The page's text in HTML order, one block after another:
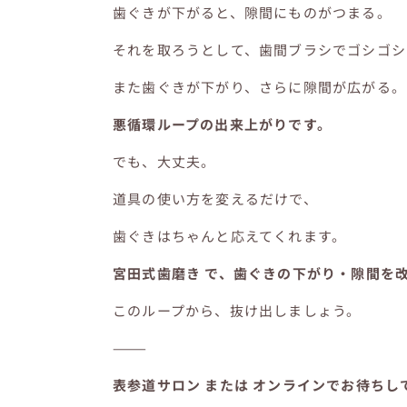
歯ぐきが下がると、隙間にものがつまる。
それを取ろうとして、歯間ブラシでゴシゴ
また歯ぐきが下がり、さらに隙間が広がる。
悪循環ループの出来上がりです。
でも、大丈夫。
道具の使い方を変えるだけで、
歯ぐきはちゃんと応えてくれます。
宮田式歯磨き で、歯ぐきの下がり・隙間を改
このループから、抜け出しましょう。
⸻
表参道サロン または オンラインでお待ちし